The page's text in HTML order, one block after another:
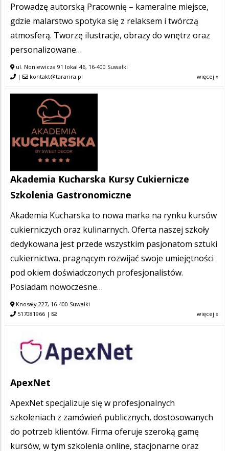
Prowadzę autorską Pracownię – kameralne miejsce,
gdzie malarstwo spotyka się z relaksem i twórczą
atmosferą. Tworzę ilustracje, obrazy do wnętrz oraz
personalizowane…
ul. Noniewicza 91 lokal 46, 16-400 Suwałki
|
kontakt@tararira.pl więcej »
Akademia Kucharska Kursy Cukiernicze
Szkolenia Gastronomiczne
Akademia Kucharska to nowa marka na rynku kursów
cukierniczych oraz kulinarnych. Oferta naszej szkoły
dedykowana jest przede wszystkim pasjonatom sztuki
cukiernictwa, pragnącym rozwijać swoje umiejętności
pod okiem doświadczonych profesjonalistów.
Posiadam nowoczesne…
Knosały 227, 16-400 Suwałki
517081966 | więcej »
ApexNet
ApexNet specjalizuje się w profesjonalnych
szkoleniach z zamówień publicznych, dostosowanych
do potrzeb klientów. Firma oferuje szeroką gamę
kursów, w tym szkolenia online, stacjonarne oraz